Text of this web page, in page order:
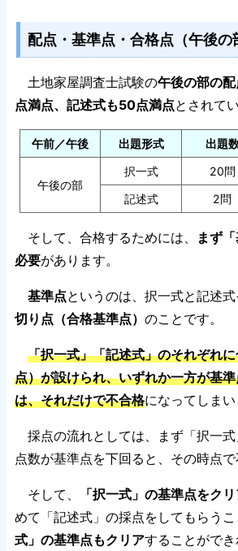
配点・基準点・合格点（午後の
土地家屋調査士試験の午後の部の配
点満点、記述式も50点満点とされて
午前／午後 出題形式 出題
午後の部
択一式 20問
記述式
2問
そして、合格するためには、
まず
必要があります。
基準点というのは、択一式と記述
切り点（合格基準点） のことです。
「択一式」「記述式」のそれぞれ
点）が設けられ、いずれか一方が基
は、それだけで不合格になってしまい
採点の流れとしては、まず「択一
点数が基準点を下回ると、その時点で
そして、 「択一式」の基準点をク
めて「記述式」の採点をしてもらうこ
式」の基準点もクリアすることができ